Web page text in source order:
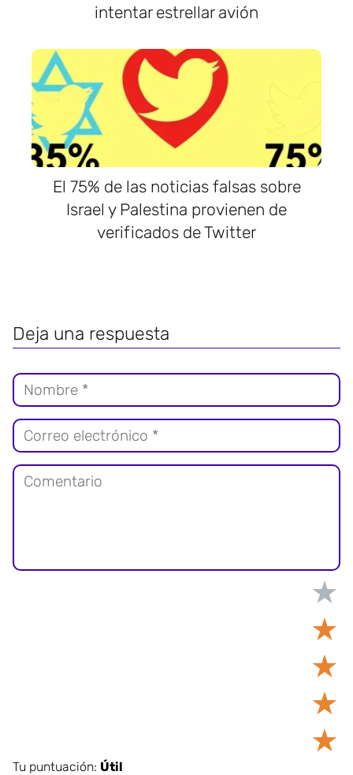
intentar estrellar avión
El 75% de las noticias falsas sobre
Israel y Palestina provienen de
verificados de Twitter
Deja una respuesta
★
★
★
★
★
Tu puntuación: Útil